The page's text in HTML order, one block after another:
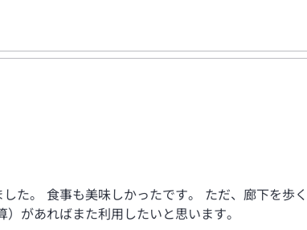
た。 食事も美味しかったです。 ただ、廊下を歩
があればまた利用したいと思います。